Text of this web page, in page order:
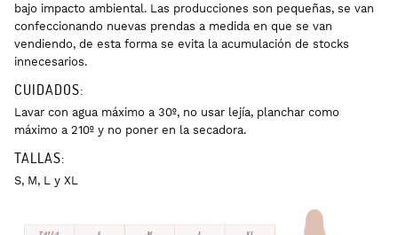
bajo impacto ambiental. Las producciones son pequeñas, se van
confeccionando nuevas prendas a medida en que se van
vendiendo, de esta forma se evita la acumulación de stocks
innecesarios.
CUIDADOS:
Lavar con agua máximo a 30º, no usar lejía, planchar como
máximo a 210º y no poner en la secadora.
TALLAS:
S, M, L y XL